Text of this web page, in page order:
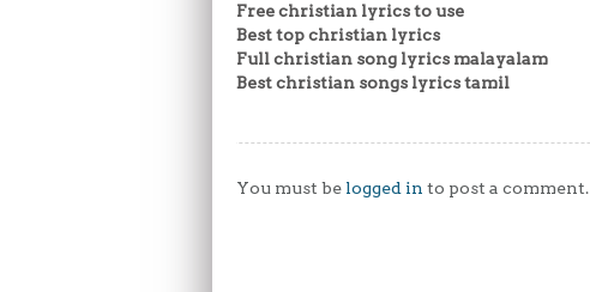
Free christian lyrics to use
Best top christian lyrics
Full christian song lyrics malayalam
Best christian songs lyrics tamil
You must be logged in to post a comment.